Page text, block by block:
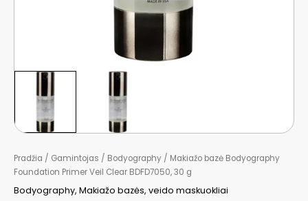
Pradžia / Gamintojas / Bodyography / Makiažo bazė Bodyography
Foundation Primer Veil Clear BDFD7050, 30 g
Bodyography, Makiažo bazės, veido maskuokliai